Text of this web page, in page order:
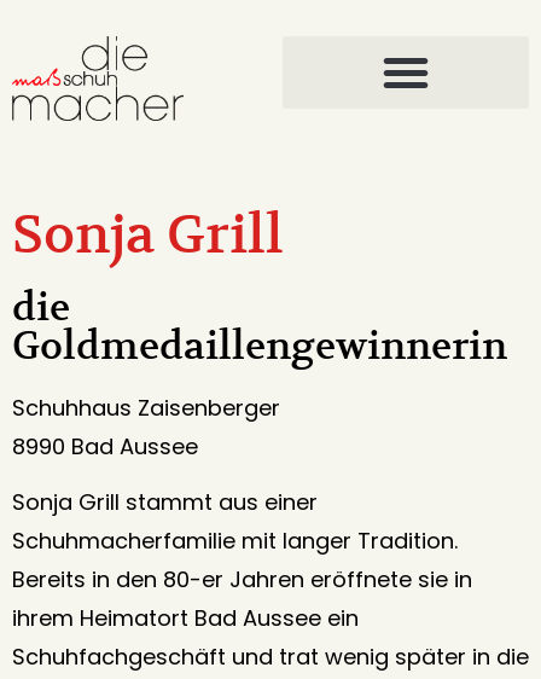
Sonja Grill
die
Goldmedaillengewinnerin
Schuhhaus Zaisenberger
8990 Bad Aussee
Sonja Grill stammt aus einer
Schuhmacherfamilie mit langer Tradition.
Bereits in den 80-er Jahren eröffnete sie in
ihrem Heimatort Bad Aussee ein
Schuhfachgeschäft und trat wenig später in die